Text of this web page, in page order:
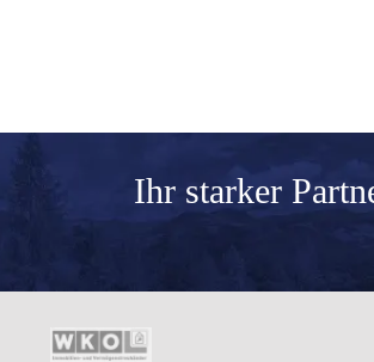
Ihr starker